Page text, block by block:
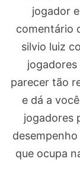
jogador
comentário
silvio luiz
parecer tão
e dá a
jogadores
que ocupa